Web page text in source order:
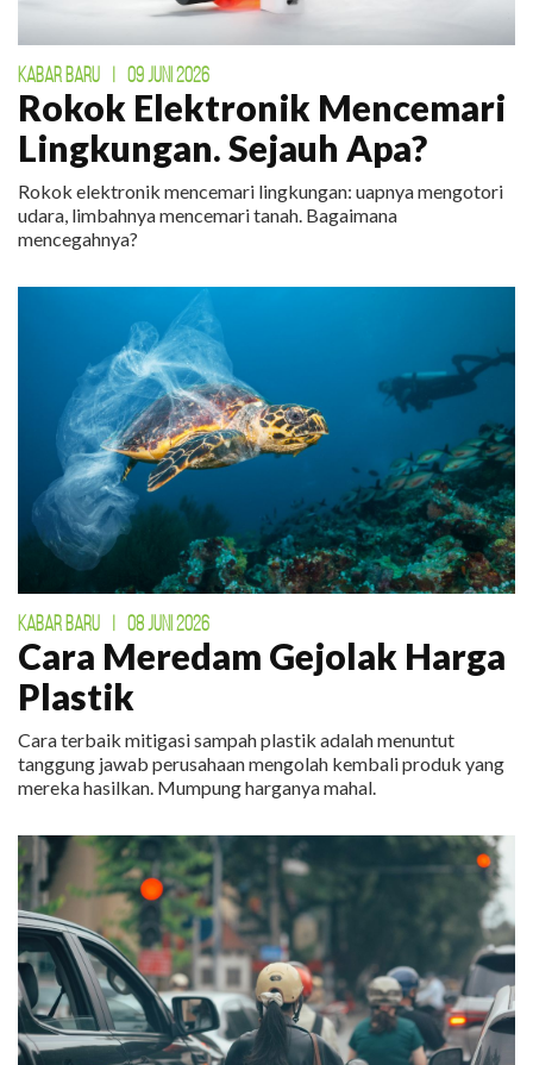
KABAR BARU 09 JUNI 2026
Rokok Elektronik Mencemari
Lingkungan. Sejauh Apa?
Rokok elektronik mencemari lingkungan: uapnya mengotori
udara, limbahnya mencemari tanah. Bagaimana
mencegahnya?
KABAR BARU 08 JUNI 2026
Cara Meredam Gejolak Harga
Plastik
Cara terbaik mitigasi sampah plastik adalah menuntut
tanggung jawab perusahaan mengolah kembali produk yang
mereka hasilkan. Mumpung harganya mahal.